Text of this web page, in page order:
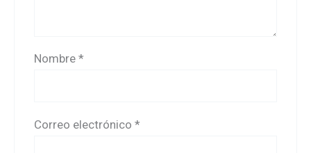
Nombre*
Correo electrónico*